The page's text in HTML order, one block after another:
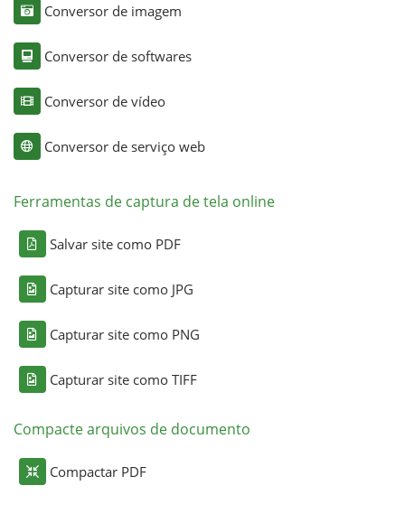
Conversor de imagem
Conversor de softwares
Conversor de vídeo
Conversor de serviço web
Ferramentas de captura de tela online
Salvar site como PDF
Capturar site como JPG
Capturar site como PNG
Capturar site como TIFF
Compacte arquivos de documento
Compactar PDF